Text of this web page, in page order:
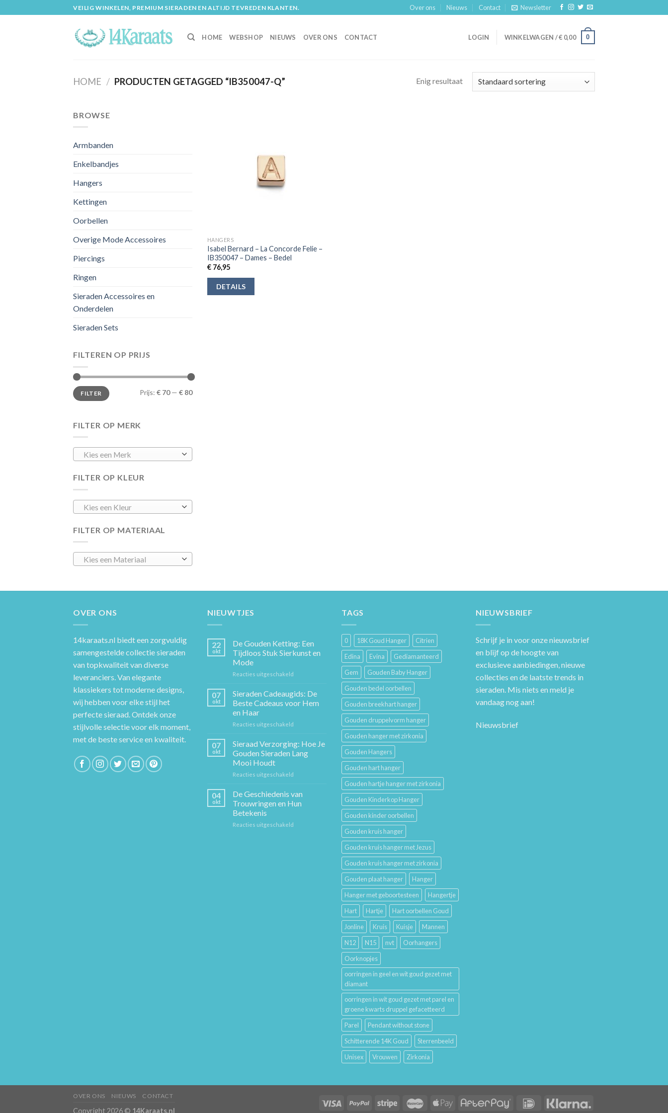
to
VEILIG WINKELEN, PREMIUM SIERADEN EN ALTIJD TEVREDEN KLANTEN. Over ons Nieuws Contact Newsletter
HOME WEBSHOP NIEUWS OVER ONS CONTACT LOGIN WINKELWAGEN /€ 0,00 0
HOME / PRODUCTEN GETAGGED “IB350047-Q” Enig resultaat
BROWSE
Armbanden
Enkelbandjes
Hangers
Kettingen
Oorbellen
Overige Mode Accessoires
Piercings
Ringen
Sieraden Accessoires en
Onderdelen
Sieraden Sets
FILTEREN OP PRIJS
Min.
prijs
Max.
prijsFILTER Prijs: € 70— € 80
FILTER OP MERK
Kies een Merk
FILTER OP KLEUR
Kies een Kleur
FILTER OP MATERIAAL
Kies een Materiaal
HANGERS
Isabel Bernard – La Concorde Felie –
IB350047 – Dames – Bedel
€76,95
DETAILS
OVER ONS
14karaats.nl biedt een zorgvuldig
samengestelde collectie sieraden
van topkwaliteit van diverse
leveranciers. Van elegante
klassiekers tot moderne designs,
wij hebben voor elke stijl het
perfecte sieraad. Ontdek onze
stijlvolle selectie voor elk moment,
met de beste service en kwaliteit.
NIEUWTJES
22
okt
De Gouden Ketting: Een
Tijdloos Stuk Sierkunst en
Mode
Reacties uitgeschakeld
Gouden
Ketting:
Een
Mode
07
okt
Sieraden Cadeaugids: De
Beste Cadeaus voor Hem
en Haar
Reacties uitgeschakeld
Cadeaugids:
De
Beste
07
okt
Sieraad Verzorging: Hoe Je
Gouden Sieraden Lang
Mooi Houdt
Reacties uitgeschakeld
Hoe
Je
04
okt
De Geschiedenis van
Trouwringen en Hun
Betekenis
Reacties uitgeschakeld
TAGS
0 18K Goud Hanger
Citrien
Edina
Evina
Gediamanteerd
Gem
Gouden Baby Hanger
Gouden bedel oorbellen
Gouden breekhart hanger
Gouden druppelvorm hanger
Gouden hanger met zirkonia
Gouden Hangers
Gouden hart hanger
Gouden hartje hanger met zirkonia
Gouden Kinderkop Hanger
Gouden kinder oorbellen
Gouden kruis hanger
Gouden kruis hanger met Jezus
Gouden kruis hanger met zirkonia
Gouden plaat hanger
Hanger
Hanger met geboortesteen
Hangertje
Hart
Hartje
Hart oorbellen Goud
Jonline
Kruis Kuisje
Mannen
N12
N15 nvt
Oorhangers
Oorknopjes
oorringen in geel en wit goud gezet met
diamant
oorringen in wit goud gezet met parel en
groene kwarts druppel gefacetteerd
Parel
Pendant without stone
Schitterende 14K Goud
Sterrenbeeld
Unisex
Vrouwen Zirkonia
NIEUWSBRIEF
Schrijf je in voor onze nieuwsbrief
en blijf op de hoogte van
exclusieve aanbiedingen, nieuwe
collecties en de laatste trends in
sieraden. Mis niets en meld je
vandaag nog aan!
Nieuwsbrief
OVER ONS NIEUWS CONTACT
Copyright 2026 © 14Karaats.nl